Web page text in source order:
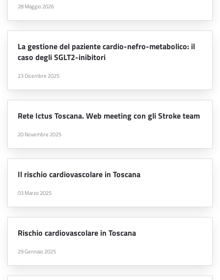
28 Maggio 2026
La gestione del paziente cardio-nefro-metabolico: il
caso degli SGLT2-inibitori
23 Dicembre 2025
Rete Ictus Toscana. Web meeting con gli Stroke team
20 Novembre 2025
Il rischio cardiovascolare in Toscana
03 Marzo 2025
Rischio cardiovascolare in Toscana
29 Gennaio 2025